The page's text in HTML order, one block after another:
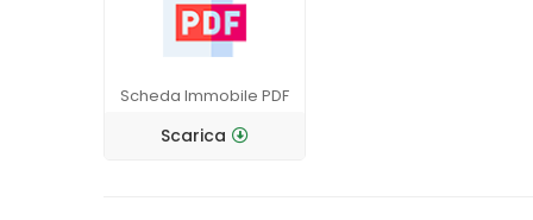
Scheda Immobile PDF
Scarica